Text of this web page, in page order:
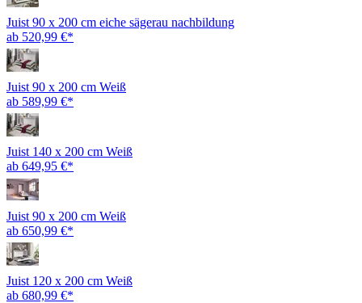
Juist 90 x 200 cm eiche sägerau nachbildung
ab 520,99 €*
Juist 90 x 200 cm Weiß
ab 589,99 €*
Juist 140 x 200 cm Weiß
ab 649,95 €*
Juist 90 x 200 cm Weiß
ab 650,99 €*
Juist 120 x 200 cm Weiß
ab 680,99 €*